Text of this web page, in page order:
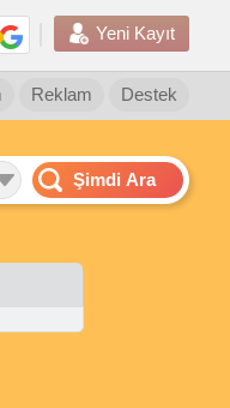
Yeni Kayıt
Destek
Reklam
Şimdi Ara